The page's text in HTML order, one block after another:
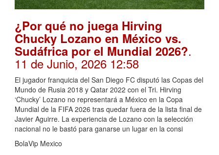
¿Por qué no juega Hirving
Chucky Lozano en México vs.
Sudáfrica por el Mundial 2026?.
11 de Junio, 2026 12:58
El jugador franquicia del San Diego FC disputó las Copas del
Mundo de Rusia 2018 y Qatar 2022 con el Tri. Hirving
‘Chucky’ Lozano no representará a México en la Copa
Mundial de la FIFA 2026 tras quedar fuera de la lista final de
Javier Aguirre. La experiencia de Lozano con la selección
nacional no le bastó para ganarse un lugar en la consi
BolaVip Mexico